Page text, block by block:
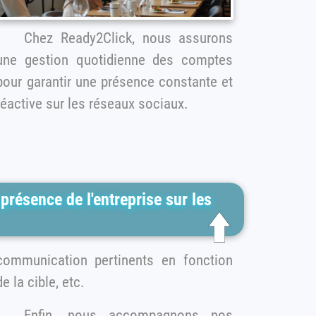
Chez Ready2Click, nous assurons
gestion quotidienne des comptes
garantir une présence constante et
réactive sur les réseaux sociaux.
de l'entreprise sur les
pertinents en fonction
la cible, etc.